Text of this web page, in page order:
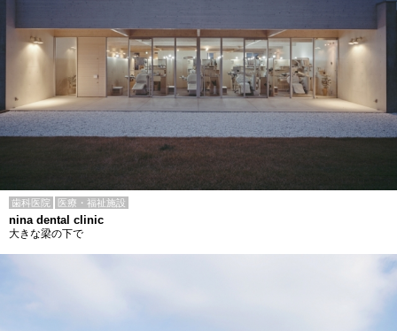
歯科医院 医療・福祉施設
nina dental clinic
大きな梁の下で